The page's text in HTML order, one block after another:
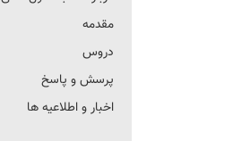
مقدمه
دروس
پرسش و پاسخ
اخبار و اطلاعیه ها